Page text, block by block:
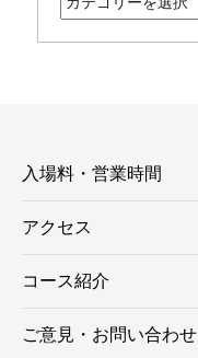
テ
ゴ
入場料・営業時間
アクセス
コース紹介
ご意見・お問い合わせ